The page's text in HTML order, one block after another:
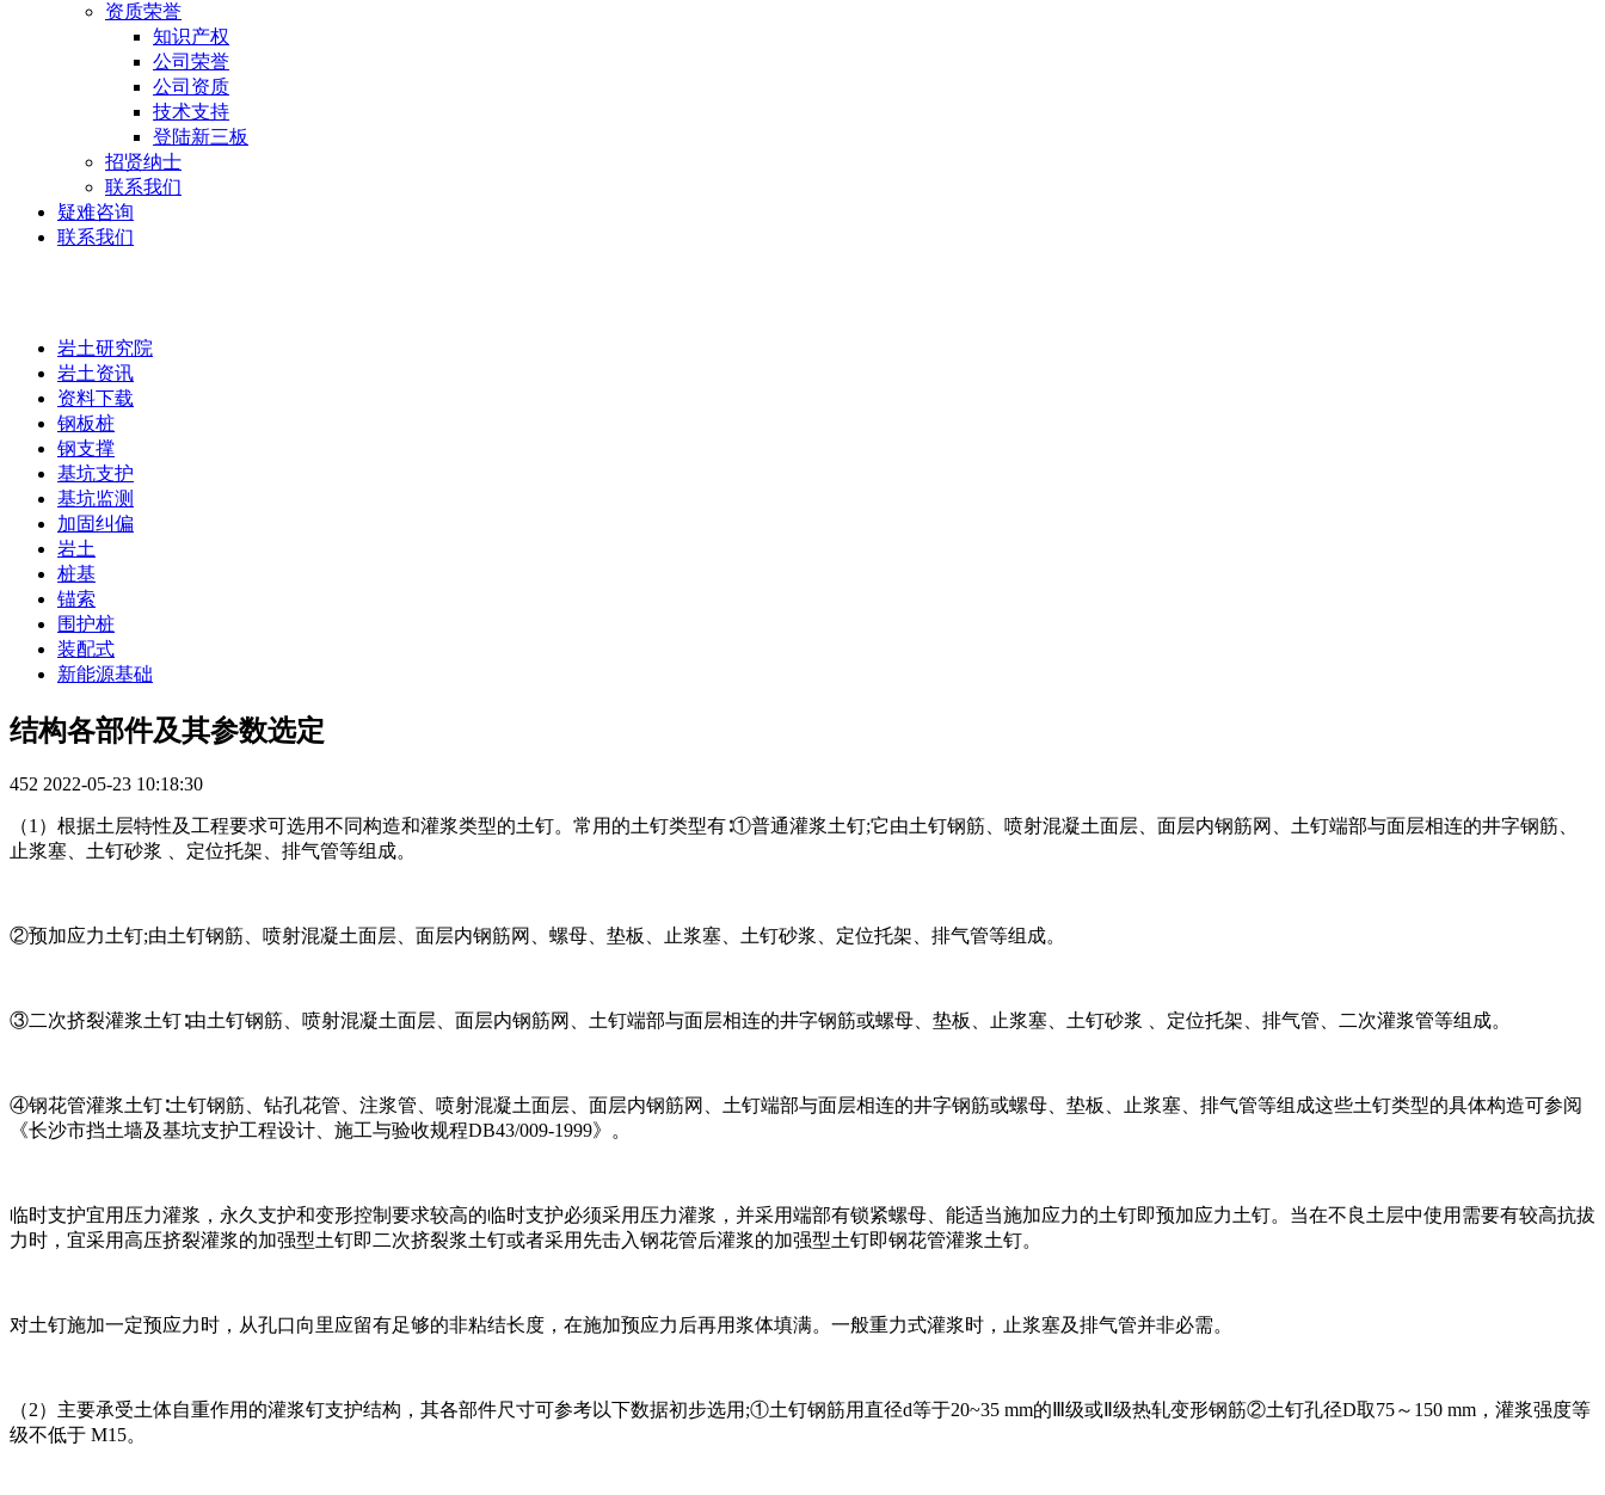
资质荣誉
知识产权
公司荣誉
公司资质
技术支持
登陆新三板
招贤纳士
联系我们
疑难咨询
联系我们
岩土研究院
岩土资讯
资料下载
钢板桩
钢支撑
基坑支护
基坑监测
加固纠偏
岩土
桩基
锚索
围护桩
装配式
新能源基础
结构各部件及其参数选定
452 2022-05-23 10:18:30
（1）根据土层特性及工程要求可选用不同构造和灌浆类型的土钉。常用的土钉类型有∶①普通灌浆土钉;它由土钉钢筋、喷射混凝土面层、面层内钢筋网、土钉端部与面层相连的井字钢筋、
止浆塞、土钉砂浆 、定位托架、排气管等组成。
②预加应力土钉;由土钉钢筋、喷射混凝土面层、面层内钢筋网、螺母、垫板、止浆塞、土钉砂浆、定位托架、排气管等组成。
③二次挤裂灌浆土钉∶由土钉钢筋、喷射混凝土面层、面层内钢筋网、土钉端部与面层相连的井字钢筋或螺母、垫板、止浆塞、土钉砂浆 、定位托架、排气管、二次灌浆管等组成。
④钢花管灌浆土钉∶土钉钢筋、钻孔花管、注浆管、喷射混凝土面层、面层内钢筋网、土钉端部与面层相连的井字钢筋或螺母、垫板、止浆塞、排气管等组成这些土钉类型的具体构造可参阅
《长沙市挡土墙及基坑支护工程设计、施工与验收规程DB43/009-1999》。
临时支护宜用压力灌浆，永久支护和变形控制要求较高的临时支护必须采用压力灌浆，并采用端部有锁紧螺母、能适当施加应力的土钉即预加应力土钉。当在不良土层中使用需要有较高抗拔
力时，宜采用高压挤裂灌浆的加强型土钉即二次挤裂浆土钉或者采用先击入钢花管后灌浆的加强型土钉即钢花管灌浆土钉。
对土钉施加一定预应力时，从孔口向里应留有足够的非粘结长度，在施加预应力后再用浆体填满。一般重力式灌浆时，止浆塞及排气管并非必需。
（2）主要承受土体自重作用的灌浆钉支护结构，其各部件尺寸可参考以下数据初步选用;①土钉钢筋用直径d等于20~35 mm的Ⅲ级或Ⅱ级热轧变形钢筋②土钉孔径D取75～150 mm，灌浆强度等
级不低于 M15。